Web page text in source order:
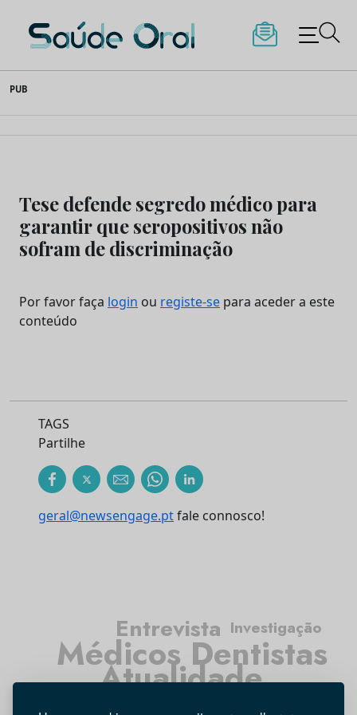
to
content
Saúde Oral
PUB
Tese defende segredo médico para
garantir que seropositivos não
sofram de discriminação
Por favor faça login ou registe-se para aceder a este
conteúdo
TAGS
Partilhe
geral@newsengage.ptfale connosco!
Atualidade
Médicos Dentistas
Entrevista Investigação